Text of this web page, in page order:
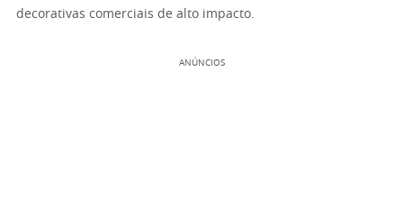
decorativas comerciais de alto impacto.
ANÚNCIOS